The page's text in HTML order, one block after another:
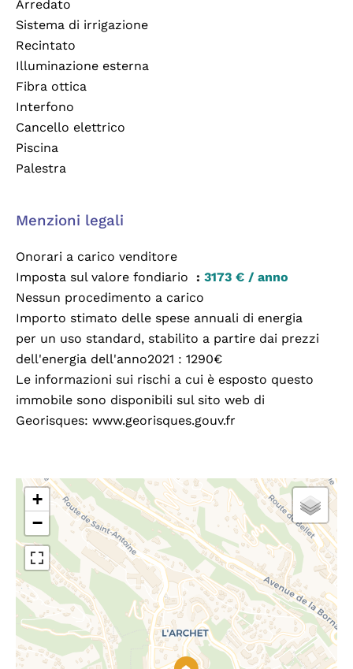
Arredato
Sistema di irrigazione
Recintato
Illuminazione esterna
Fibra ottica
Interfono
Cancello elettrico
Piscina
Palestra
Menzioni legali
Onorari a carico venditore
Imposta sul valore fondiario
3173 € / anno
Nessun procedimento a carico
Importo stimato delle spese annuali di energia
per un uso standard, stabilito a partire dai prezzi
dell'energia dell'anno2021 : 1290€
Le informazioni sui rischi a cui è esposto questo
immobile sono disponibili sul sito web di
Georisques: www.georisques.gouv.fr
+
−